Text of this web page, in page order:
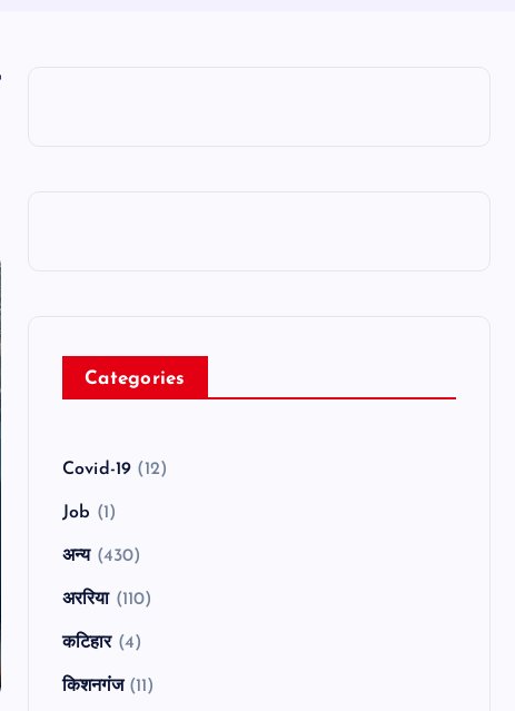
Categories
Covid-19 (12)
Job (1)
अन्य(430)
अररिया(110)
कटिहार(4)
किशनगंज(11)